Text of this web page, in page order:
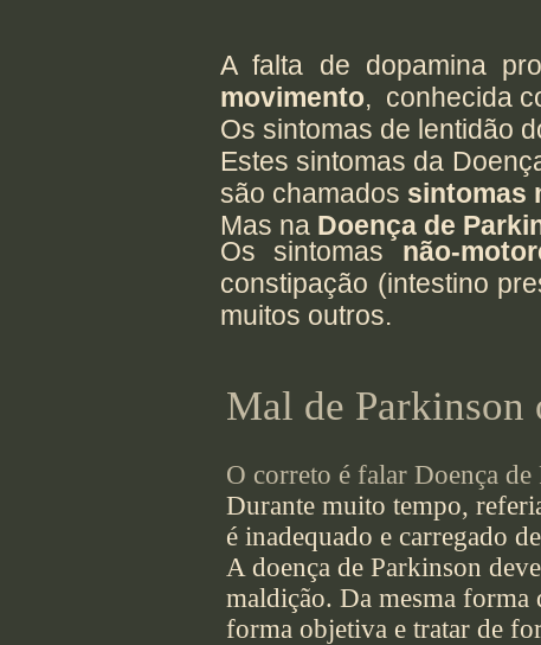
A falta de dopamina
movimento, conhecida
Os sintomas de lentidão
Estes sintomas da
são chamados sintomas
Mas na Doença de
Os sintomas não-
constipação (intestino
muitos outros.
Mal de Parkinson
O correto é falar Doença de
Durante muito tempo,
é inadequado e carregado
A doença de Parkinson
maldição. Da mesma forma
forma objetiva e tratar de